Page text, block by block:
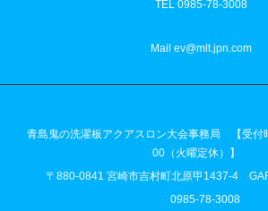
TEL 0985-78-3008
Mail ev@mlt.jpn.com
青島鬼の洗濯板アクアスロン大会事務局 【受
00（火曜定休）】
〒880-0841 宮崎市吉村町北原甲1437-4
0985-78-3008